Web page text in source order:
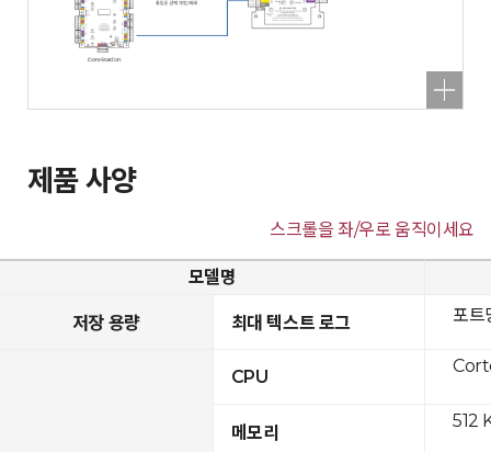
제품 사양
스크롤을 좌/우로 움직이세요
모델명
저장 용량 최대 텍스트 로그
CPU
메모리
포트
512